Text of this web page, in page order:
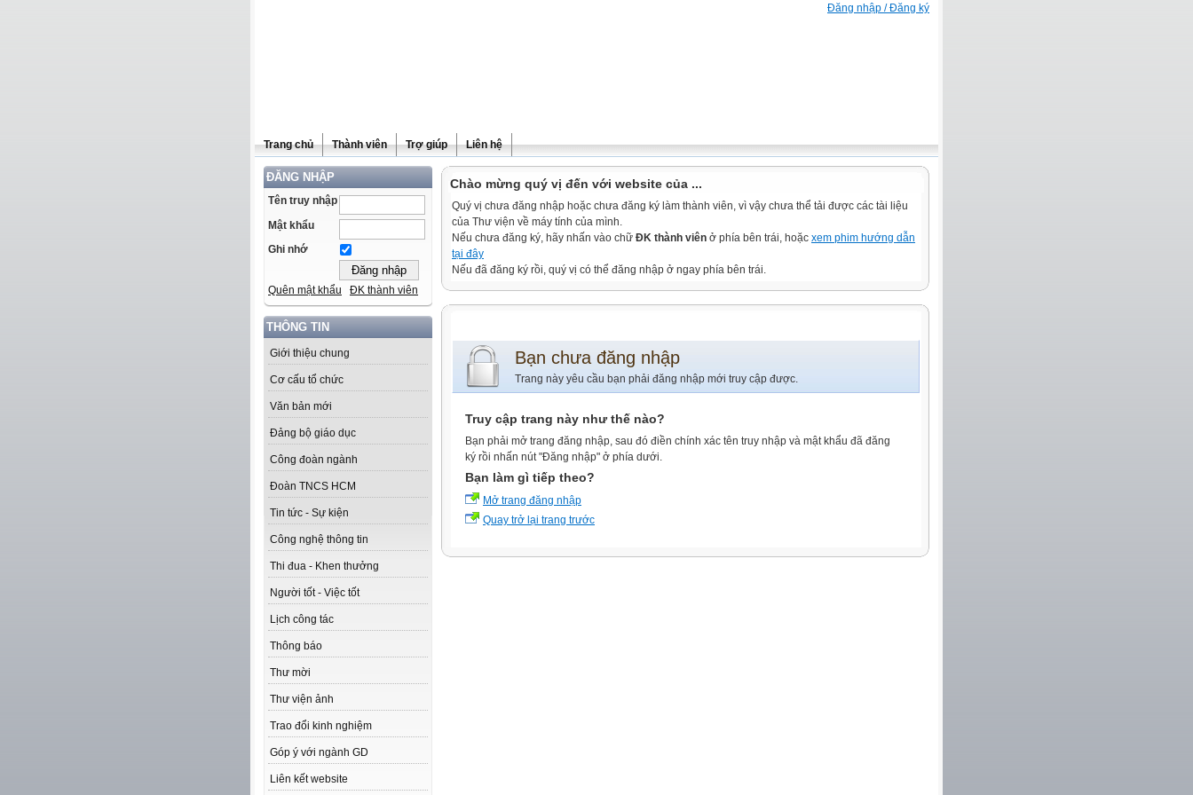
Đăng nhập / Đăng ký
Trang chủ Thành viên Trợ giúp Liên hệ
ĐĂNG NHẬP
Tên truy nhập
Mật khẩu
Ghi nhớ
Quên mật khẩu ĐK thành viên
THÔNG TIN
Giới thiệu chung
Cơ cấu tổ chức
Văn bản mới
Đảng bộ giáo dục
Công đoàn ngành
Đoàn TNCS HCM
Tin tức - Sự kiện
Công nghệ thông tin
Thi đua - Khen thưởng
Người tốt - Việc tốt
Lịch công tác
Thông báo
Thư mời
Thư viện ảnh
Trao đổi kinh nghiệm
Góp ý với ngành GD
Liên kết website
Chào mừng quý vị đến với website của ...
Quý vị chưa đăng nhập hoặc chưa đăng ký làm thành viên, vì vậy chưa thể tải được các tài liệu
của Thư viện về máy tính của mình.
Nếu chưa đăng ký, hãy nhấn vào chữ ĐK thành viên ở phía bên trái, hoặc xem phim hướng dẫn
tại đây
Nếu đã đăng ký rồi, quý vị có thể đăng nhập ở ngay phía bên trái.
Bạn chưa đăng nhập
Trang này yêu cầu bạn phải đăng nhập mới truy cập được.
Truy cập trang này như thế nào?
Bạn phải mở trang đăng nhập, sau đó điền chính xác tên truy nhập và mật khẩu đã đăng
ký rồi nhấn nút "Đăng nhập" ở phía dưới.
Bạn làm gì tiếp theo?
Mở trang đăng nhập
Quay trở lại trang trước